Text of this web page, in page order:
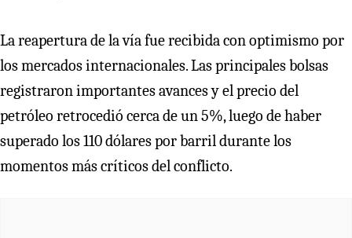
La reapertura de la vía fue recibida con optimismo por
los mercados internacionales. Las principales bolsas
registraron importantes avances y el precio del
petróleo retrocedió cerca de un 5%, luego de haber
superado los 110 dólares por barril durante los
momentos más críticos del conflicto.